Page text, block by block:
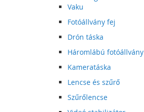
Vaku
Fotóállvány fej
Drón táska
Háromlábú fotóállvány
Kameratáska
Lencse és szűrő
Szűrőlencse